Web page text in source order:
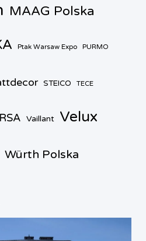
MAAG Polska
Ptak Warsaw Expo PURMO
STEICO TECE
Vaillant Velux
Würth Polska